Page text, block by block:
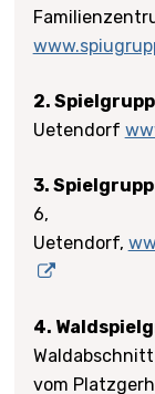
2.
Uetendorf
3.
6,
Uetendorf,
4.
vom